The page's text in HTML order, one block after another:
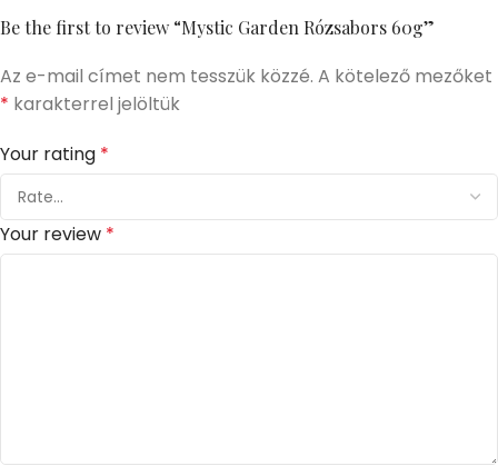
Be the first to review “Mystic Garden Rózsabors 60g”
Az e-mail címet nem tesszük közzé. A kötelező mezőket
* karakterrel jelöltük
Your rating *
Your review *